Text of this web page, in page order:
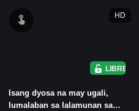
LIBRE
HD
Isang dyosa na may ugali,
lumalaban sa lalamunan sa